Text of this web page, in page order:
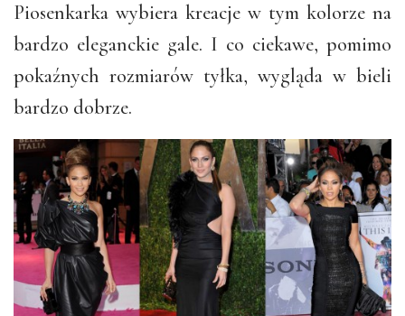
Piosenkarka wybiera kreacje w tym kolorze na
bardzo eleganckie gale. I co ciekawe, pomimo
pokaźnych rozmiarów tyłka, wygląda w bieli
bardzo dobrze.